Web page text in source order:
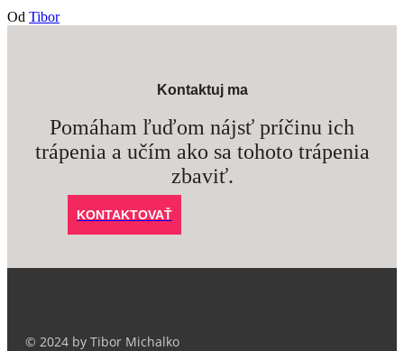
Od Tibor
Kontaktuj ma
Pomáham ľuďom nájsť príčinu ich
trápenia a učím ako sa tohoto trápenia
zbaviť.
KONTAKTOVAŤ
© 2024 by Tibor Michalko